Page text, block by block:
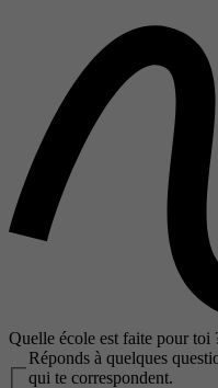
Quelle école est faite pour toi
Réponds à quelques
qui te correspondent.